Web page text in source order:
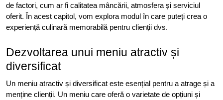
de factori, cum ar fi calitatea mâncării, atmosfera și serviciul
oferit. În acest capitol, vom explora modul în care puteți crea o
experiență culinară memorabilă pentru clienții dvs.
Dezvoltarea unui meniu atractiv și
diversificat
Un meniu atractiv și diversificat este esențial pentru a atrage și a
menține clienții. Un meniu care oferă o varietate de opțiuni și